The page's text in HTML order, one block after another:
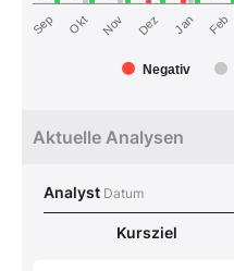
Negativ
Sep Okt Nov Dez Jan Feb
Aktuelle Analysen
Analyst Datum
Kursziel